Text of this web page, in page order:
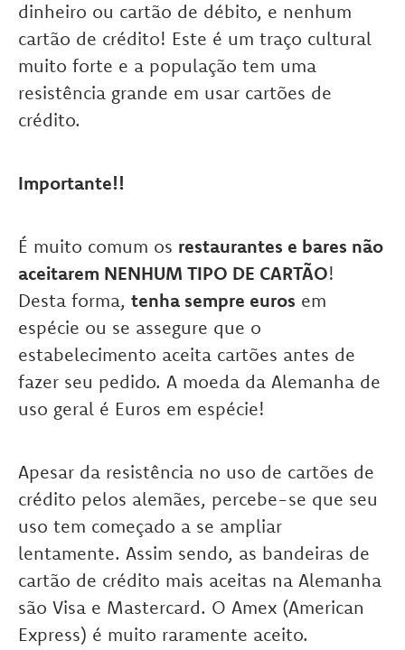
dinheiro ou cartão de débito, e nenhum
cartão de crédito! Este é um traço cultural
muito forte e a população tem uma
resistência grande em usar cartões de
crédito.
Importante!!
É muito comum os restaurantes e bares não
aceitarem NENHUM TIPO DE CARTÃO!
Desta forma, tenha sempre euros em
espécie ou se assegure que o
estabelecimento aceita cartões antes de
fazer seu pedido. A moeda da Alemanha de
uso geral é Euros em espécie!
Apesar da resistência no uso de cartões de
crédito pelos alemães, percebe-se que seu
uso tem começado a se ampliar
lentamente. Assim sendo, as bandeiras de
cartão de crédito mais aceitas na Alemanha
são Visa e Mastercard. O Amex (American
Express) é muito raramente aceito.